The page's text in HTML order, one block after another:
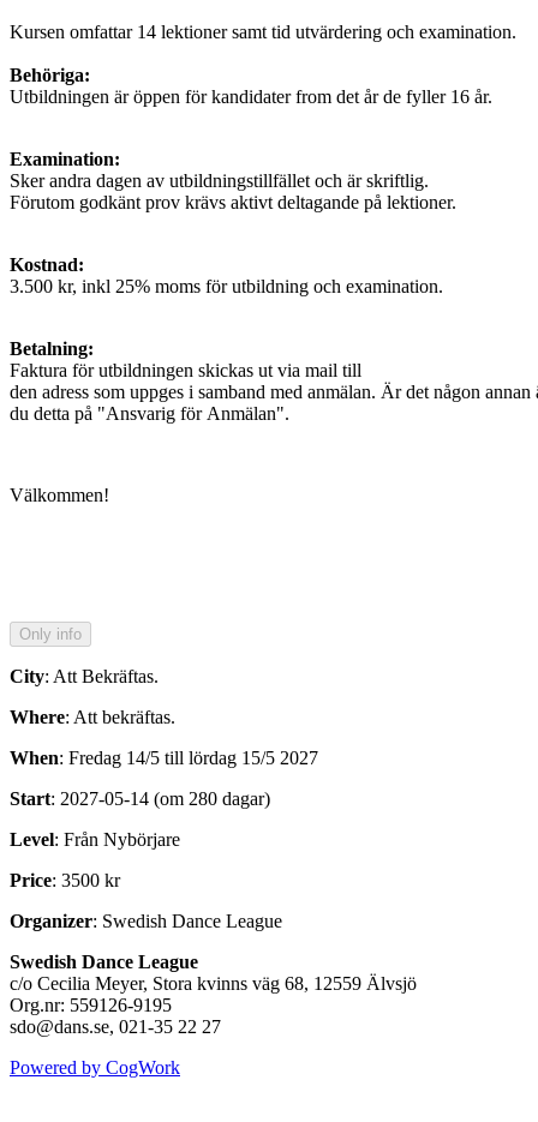
Kursen omfattar 14 lektioner samt tid utvärdering och examination.
Behöriga:
Utbildningen är öppen för kandidater from det år de fyller 16 år.
Examination:
Sker andra dagen av utbildningstillfället och är skriftlig.
Förutom godkänt prov krävs aktivt deltagande på lektioner.
Kostnad:
3.500 kr, inkl 25% moms för utbildning och examination.
Betalning:
Faktura för utbildningen skickas ut via mail till
den adress som uppges i samband med anmälan. Är det någon
du detta på "Ansvarig för Anmälan".
Välkommen!
City: Att Bekräftas.
Where: Att bekräftas.
When: Fredag 14/5 till lördag 15/5 2027
Start: 2027-05-14 (om 280 dagar)
Level: Från Nybörjare
Price: 3500 kr
Organizer: Swedish Dance League
Swedish Dance League
c/o Cecilia Meyer, Stora kvinns väg 68, 12559 Älvsjö
Org.nr: 559126-9195
sdo@dans.se, 021-35 22 27
Powered by CogWork